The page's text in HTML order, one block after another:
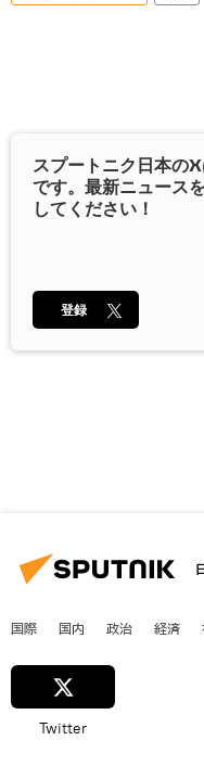
スプートニク日本のX
です。最新ニュース
してください！
登録
国際 国内 政治 経済
Twitter